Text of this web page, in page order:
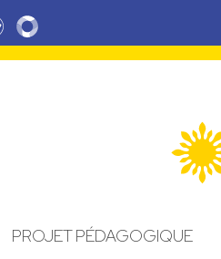
PROJET PÉDAGOGIQUE